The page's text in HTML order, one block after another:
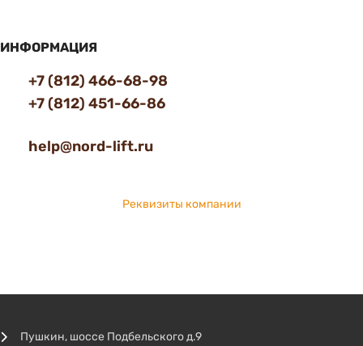
ИНФОРМАЦИЯ
+7 (812) 466-68-98
+7 (812) 451-66-86
help@nord-lift.ru
Реквизиты компании
Пушкин, шоссе Подбельского д.9